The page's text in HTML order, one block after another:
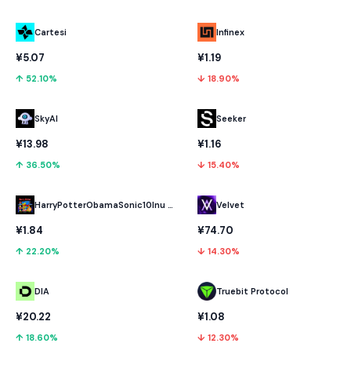
Cartesi
¥5.07
↑ 52.10%
SkyAI
¥13.98
↑ 36.50%
HarryPotterObamaSonic10Inu (ETH)
¥1.84
↑ 22.20%
DIA
¥20.22
↑ 18.60%
Infinex
¥1.19
↓ 18.90%
Seeker
¥1.16
↓ 15.40%
Velvet
¥74.70
↓ 14.30%
Truebit Protocol
¥1.08
↓ 12.30%